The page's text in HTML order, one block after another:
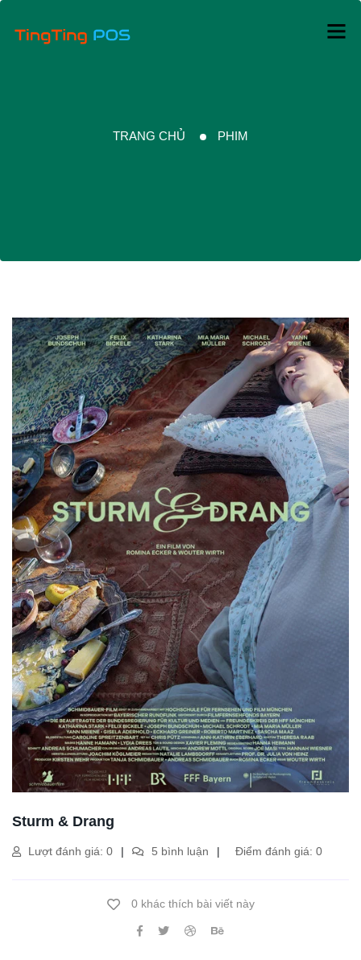
TRANG CHỦ PHIM
Sturm & Drang
Lượt đánh giá: 0 5 bình luận Điểm đánh giá: 0
0 khác thích bài viết này